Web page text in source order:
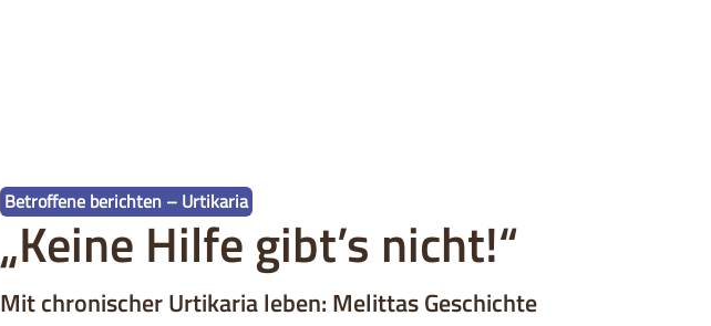
Betroffene berichten – Urtikaria
„Keine Hilfe gibt’s nicht!“
Mit chronischer Urtikaria leben: Melittas Geschichte